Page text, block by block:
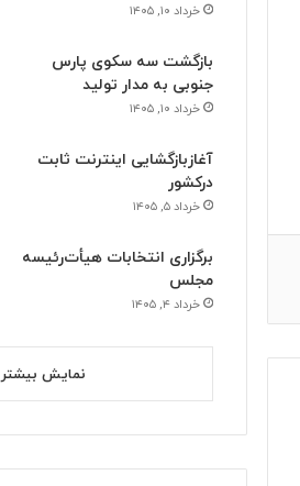
خرداد ۱۰, ۱۴۰۵
بازگشت سه سکوی پارس
جنوبی به مدار تولید
خرداد ۱۰, ۱۴۰۵
آغازبازگشایی اینترنت ثابت
درکشور
خرداد ۵, ۱۴۰۵
برگزاری انتخابات هیأت‌رئیسه
مجلس
خرداد ۴, ۱۴۰۵
نمایش بیشتر